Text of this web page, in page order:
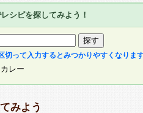
シピを探してみよう！
切って入力するとみつかりやすくなりま
レー
みよう